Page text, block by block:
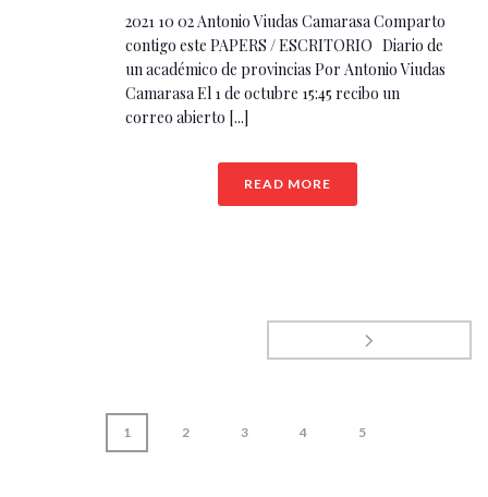
2021 10 02 Antonio Viudas Camarasa Comparto
contigo este PAPERS / ESCRITORIO Diario de
un académico de provincias Por Antonio Viudas
Camarasa El 1 de octubre 15:45 recibo un
correo abierto [...]
READ MORE
1 2 3 4 5